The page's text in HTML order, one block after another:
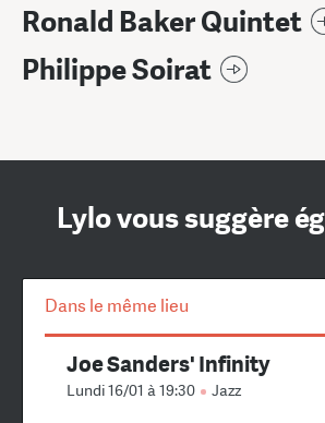
Ronald Baker Quintet
Philippe Soirat
Lylo vous suggère
Dans le même lieu
Joe Sanders' Infinity
Lundi 16/01 à 19:30 Jazz